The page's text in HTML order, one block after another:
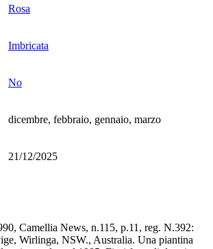
Rosa
Imbricata
No
dicembre, febbraio, gennaio, marzo
21/12/2025
Camellia News, n.115, p.11, reg. N.392:
Wirlinga, NSW., Australia. Una piantina